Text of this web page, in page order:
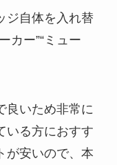
ジ自体を入れ替
カー”“ミュー
良いため非常に
いる方におすす
が安いので、本